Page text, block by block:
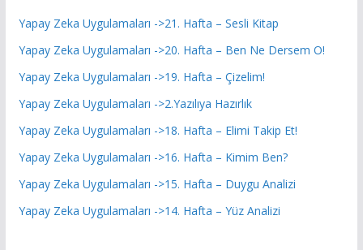
Yapay Zeka Uygulamaları ->21. Hafta – Sesli Kitap
Yapay Zeka Uygulamaları ->20. Hafta – Ben Ne Dersem O!
Yapay Zeka Uygulamaları ->19. Hafta – Çizelim!
Yapay Zeka Uygulamaları ->2.Yazılıya Hazırlık
Yapay Zeka Uygulamaları ->18. Hafta – Elimi Takip Et!
Yapay Zeka Uygulamaları ->16. Hafta – Kimim Ben?
Yapay Zeka Uygulamaları ->15. Hafta – Duygu Analizi
Yapay Zeka Uygulamaları ->14. Hafta – Yüz Analizi